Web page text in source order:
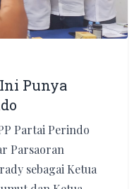
Punya
Partai Perindo
Parsaoran
sebagai Ketua